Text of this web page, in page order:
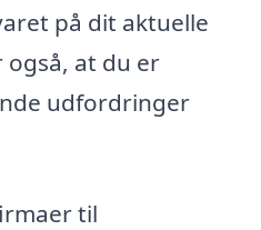
på dit aktuelle
at du er
udfordringer
til